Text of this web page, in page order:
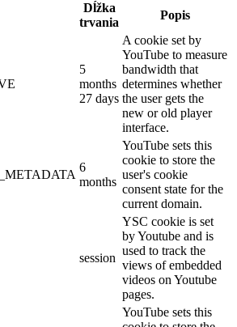
Dĺžka
trvania
Popis
5
months
27 days
A cookie set by
YouTube to measure
bandwidth that
determines whether
the user gets the
new or old player
interface.
6
months
YouTube sets this
cookie to store the
user's cookie
consent state for the
current domain.
session
YSC cookie is set
by Youtube and is
used to track the
views of embedded
videos on Youtube
pages.
YouTube sets this